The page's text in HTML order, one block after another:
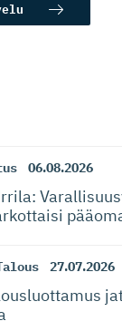
06.08.2026
27.07.2026